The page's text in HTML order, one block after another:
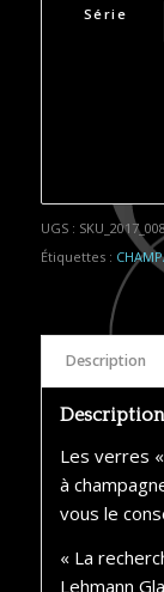
Série
Alternative:
UGS :
Étiquettes :
Description
Description
Les verres
à
vous le
« La
Lehmann